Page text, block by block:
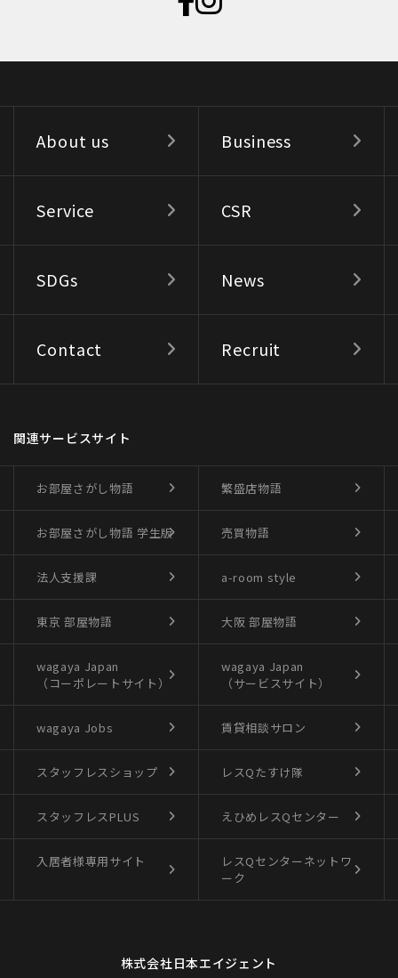
About us Business
Service CSR
SDGs News
Contact Recruit
関連サービスサイト
お部屋さがし物語 繁盛店物語
お部屋さがし物語 学生版 売買物語
法人支援課 a-room style
東京 部屋物語 大阪 部屋物語
wagaya Japan
（コーポレートサイト）
wagaya Japan
（サービスサイト）
wagaya Jobs 賃貸相談サロン
スタッフレスショップ レスQたすけ隊
スタッフレスPLUS えひめレスQセンター
入居者様専用サイト
レスQセンターネットワ
ーク
株式会社日本エイジェント